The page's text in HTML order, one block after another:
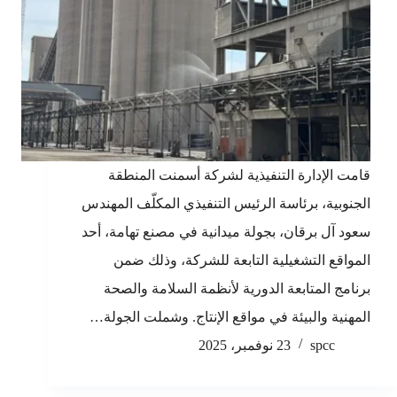
قامت الإدارة التنفيذية لشركة أسمنت المنطقة
الجنوبية، برئاسة الرئيس التنفيذي المكلّف المهندس
سعود آل برقان، بجولة ميدانية في مصنع تهامة، أحد
المواقع التشغيلية التابعة للشركة، وذلك ضمن
برنامج المتابعة الدورية لأنظمة السلامة والصحة
المهنية والبيئة في مواقع الإنتاج. وشملت الجولة…
spcc
23 نوفمبر، 2025